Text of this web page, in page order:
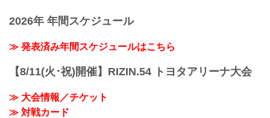
イジン ファイティング フェデレーショ
いきます。
2026年 年間スケジュール
≫ 発表済み年間スケジュールはこちら
【8/11(火･祝)開催】RIZIN.54 トヨタアリーナ大会
≫ 大会情報／チケット
≫ 対戦カード